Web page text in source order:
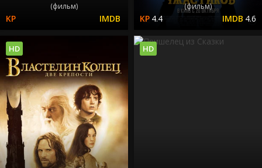
(фильм) (фильм)
4.4 4.6
HD HD